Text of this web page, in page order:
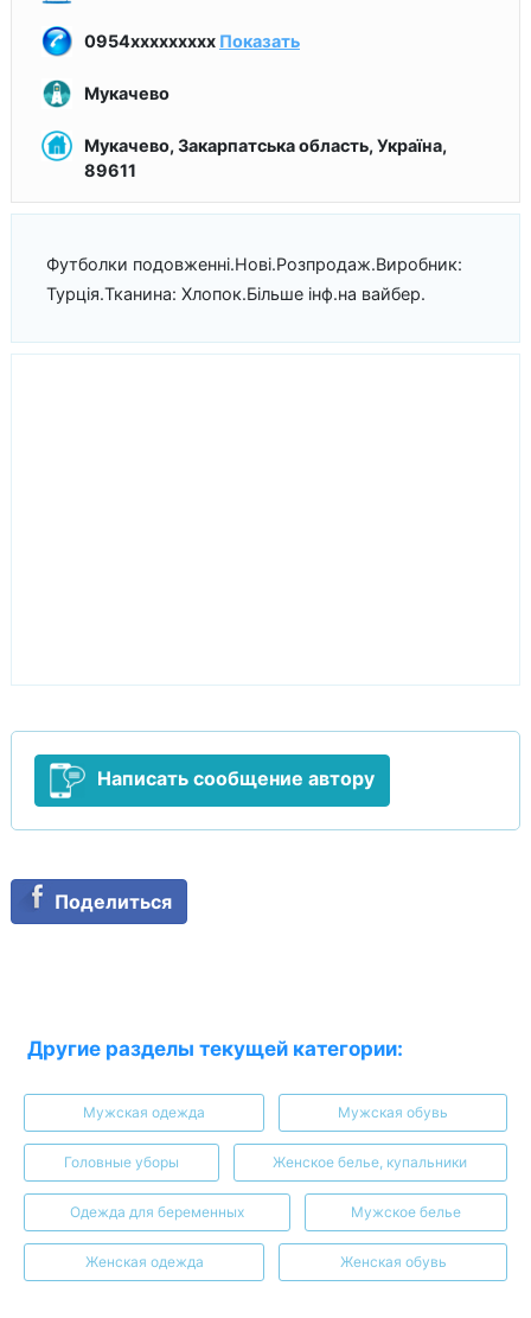
0954xxxxxxxxx Показать
Мукачево
Мукачево, Закарпатська область, Україна,
89611
Футболки подовженні.Нові.Розпродаж.Виробник:
Турція.Тканина: Хлопок.Більше інф.на вайбер.
Написать сообщение автору
Поделиться
Другие разделы текущей категории:
Мужская одежда Мужская обувь
Головные уборы Женское белье, купальники
Одежда для беременных Мужское белье
Женская одежда Женская обувь